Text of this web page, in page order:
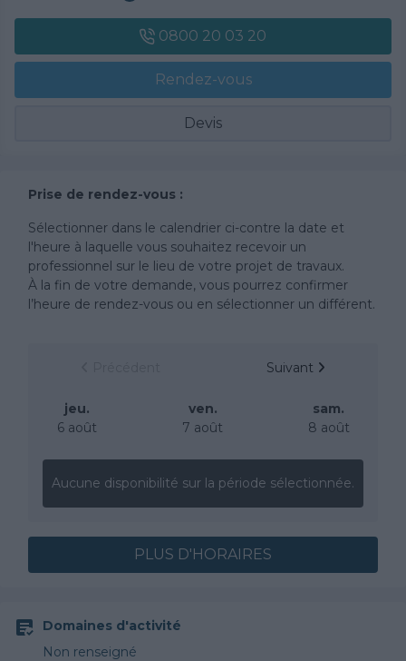
0800 20 03 20
Rendez-vous
Devis
Prise de rendez-vous :
Sélectionner dans le calendrier ci-contre la date et
l'heure à laquelle vous souhaitez recevoir un
professionnel sur le lieu de votre projet de travaux.
À la fin de votre demande, vous pourrez confirmer
l’heure de rendez-vous ou en sélectionner un différent.
Suivant
jeu.
6 août
ven.
7 août
sam.
8 août
Aucune disponibilité sur la période sélectionnée.
PLUS D'HORAIRES
Domaines d'activité
Non renseigné